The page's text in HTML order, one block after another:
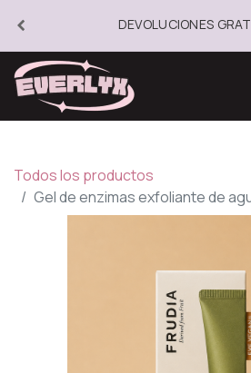
DEVOLUCIONES
Todos los productos
Gel de enzimas exfoliante de